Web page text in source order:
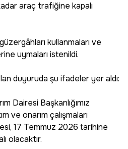
araç trafiğine kapalı
kullanmaları ve
uymaları istenildi.
duyuruda şu ifadeler yer aldı:
Dairesi Başkanlığımız
ve onarım çalışmaları
17 Temmuz 2026 tarihine
olacaktır.